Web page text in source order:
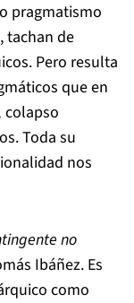
pragmatismo
tachan de
Pero resulta
que en
colapso
Toda su
nos
no
Ibáñez. Es
como